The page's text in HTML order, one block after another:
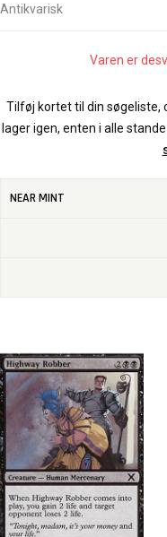
Antikvarisk
Varen er
Tilføj kortet til din søgeliste,
lager igen, enten i alle
NEAR MINT